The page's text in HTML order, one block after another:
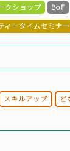
ド
クショップ
BoF
ィータイムセミナー
スキルアップ ど